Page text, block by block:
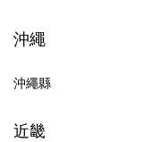
沖繩
沖繩縣
近畿